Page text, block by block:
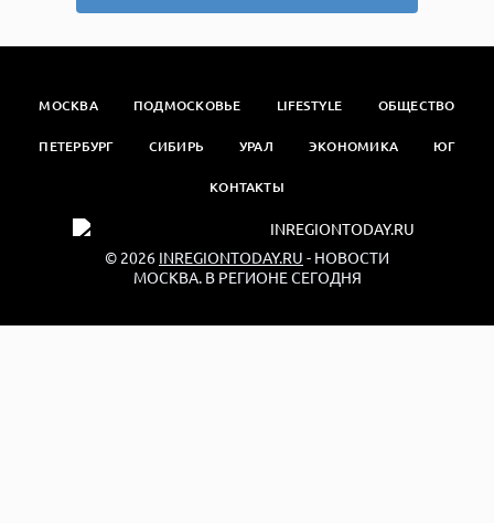
МОСКВА ПОДМОСКОВЬЕ LIFESTYLE ОБЩЕСТВО
ПЕТЕРБУРГ СИБИРЬ УРАЛ ЭКОНОМИКА ЮГ
КОНТАКТЫ
© 2026 INREGIONTODAY.RU - НОВОСТИ
МОСКВА. В РЕГИОНЕ СЕГОДНЯ